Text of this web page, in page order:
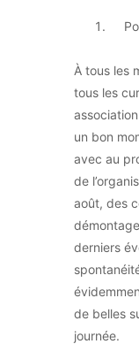
À tous les
tous les
un bon
avec au
de
août, des
derniers
de belles
journée.